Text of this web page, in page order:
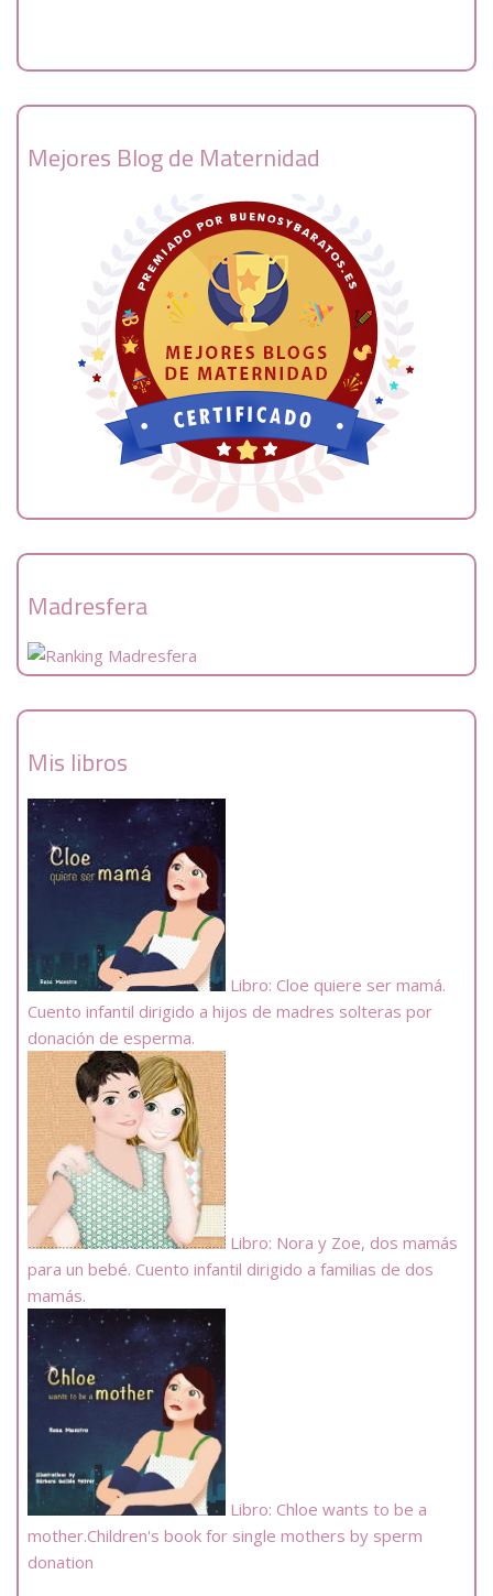
Mejores Blog de Maternidad
Madresfera
Mis libros
Libro: Cloe quiere ser mamá.
Cuento infantil dirigido a hijos de madres solteras por
donación de esperma.
Libro: Nora y Zoe, dos mamás
para un bebé. Cuento infantil dirigido a familias de dos
mamás.
Libro: Chloe wants to be a
mother.Children's book for single mothers by sperm
donation